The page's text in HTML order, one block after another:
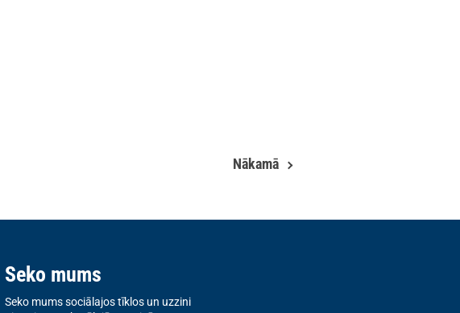
Nākamā
Seko mums
Seko mums sociālajos tīklos un uzzini